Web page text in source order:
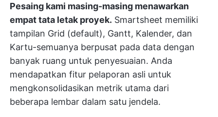
Pesaing kami masing-masing menawarkan
empat tata letak proyek. Smartsheet memiliki
tampilan Grid (default), Gantt, Kalender, dan
Kartu-semuanya berpusat pada data dengan
banyak ruang untuk penyesuaian. Anda
mendapatkan fitur pelaporan asli untuk
mengkonsolidasikan metrik utama dari
beberapa lembar dalam satu jendela.